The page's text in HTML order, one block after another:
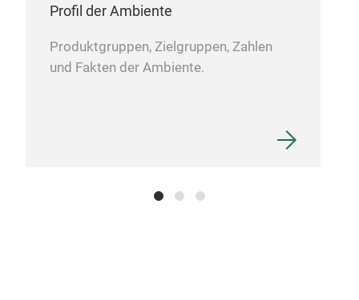
Profil der Ambiente
Produktgruppen, Zielgruppen, Zahlen
und Fakten der Ambiente.